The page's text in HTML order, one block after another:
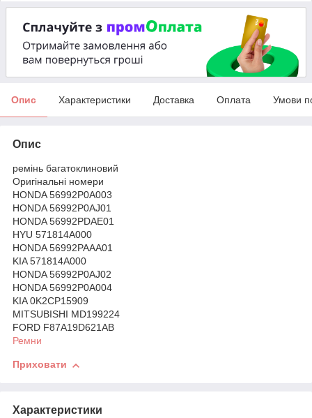
Опис Характеристики Доставка Оплата Умови
Опис
ремінь багатоклиновий
Оригінальні номери
HONDA 56992P0A003
HONDA 56992P0AJ01
HONDA 56992PDAE01
HYU 571814A000
HONDA 56992PAAA01
KIA 571814A000
HONDA 56992P0AJ02
HONDA 56992P0A004
KIA 0K2CP15909
MITSUBISHI MD199224
FORD F87A19D621AB
Ремни
Приховати
Характеристики